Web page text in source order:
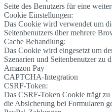
Seite des Benutzers für eine
Cookie Einstellungen:
Das Cookie wird verwendet um
Seitenbenutzers über mehrere
Cache Behandlung:
Das Cookie wird eingesetzt um
Szenarien und Seitenbenutzer zu
Amazon Pay
CAPTCHA-Integration
CSRF-Token:
Das CSRF-Token Cookie trägt
die Absicherung bei Formularen